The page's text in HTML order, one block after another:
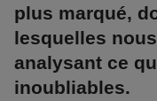
plus marqué,
lesquelles
analysant ce
inoubliables.